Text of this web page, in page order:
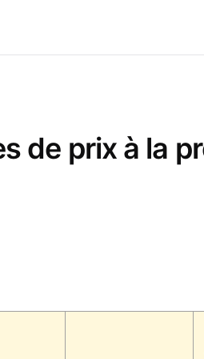
de prix à la